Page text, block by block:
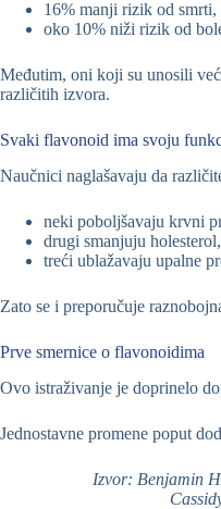
16% manji rizik od smrti,
oko 10% niži rizik od
Međutim, oni koji su unosili
različitih izvora.
Svaki flavonoid ima svoju
Naučnici naglašavaju da
neki poboljšavaju krvni
drugi smanjuju holesterol,
treći ublažavaju upalne
Zato se i preporučuje
Prve smernice o flavonoidima
Ovo istraživanje je doprinelo
Jednostavne promene poput
Izvor: Benjamin